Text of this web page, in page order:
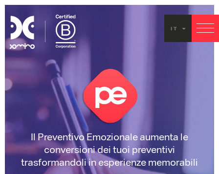
IT
Il Preventivo Emozionale aumenta le
conversioni dei tuoi preventivi
trasformandoli in esperienze memorabili